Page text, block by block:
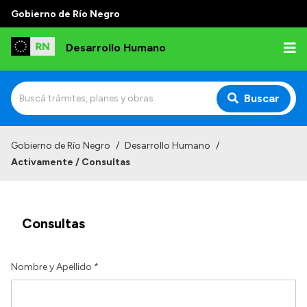
Gobierno de Río Negro
Desarrollo Humano
Buscar
Autoridades
Normativa
Gobierno de Río Negro / Desarrollo Humano /
Activamente / Consultas
Consultas
Nombre y Apellido *